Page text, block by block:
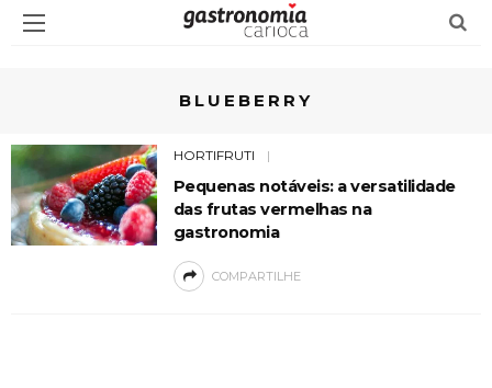
BLUEBERRY
HORTIFRUTI
Pequenas notáveis: a versatilidade
das frutas vermelhas na
gastronomia
COMPARTILHE